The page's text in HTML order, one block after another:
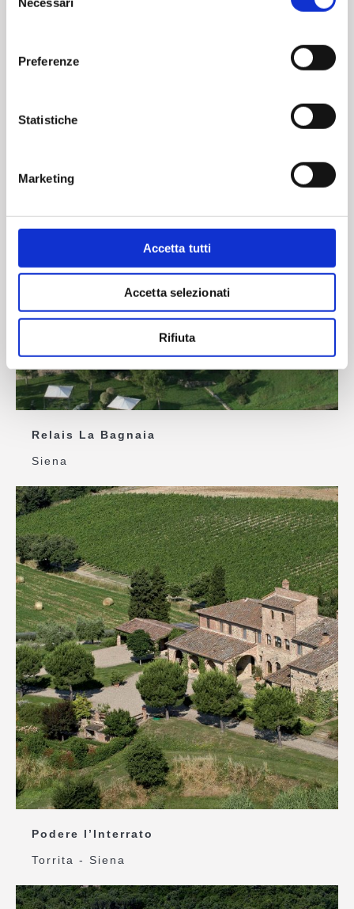
Preferenze
Statistiche
Marketing
Accetta tutti
Accetta selezionati
Rifiuta
Croce di Lucignano - Arezzo
Relais La Bagnaia
Siena
Podere l’Interrato
Torrita - Siena